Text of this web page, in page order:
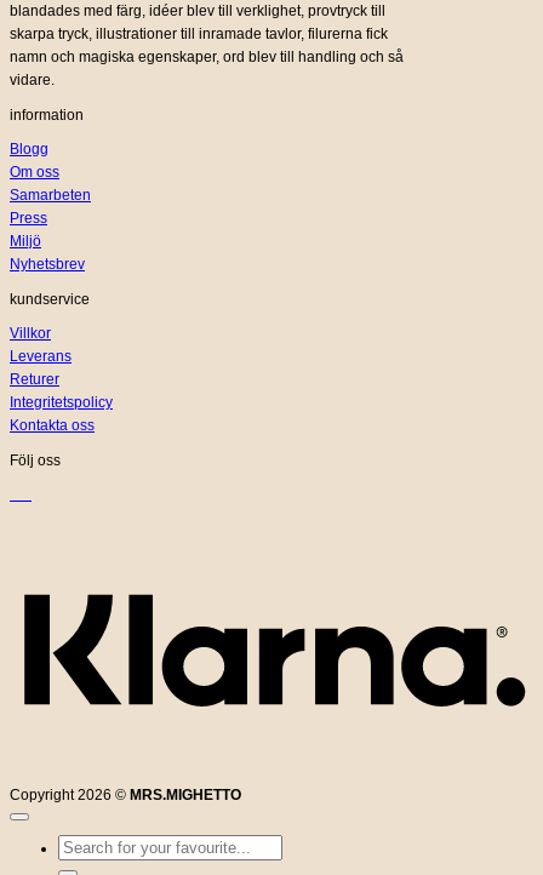
blandades med färg, idéer blev till verklighet, provtryck till
skarpa tryck, illustrationer till inramade tavlor, filurerna fick
namn och magiska egenskaper, ord blev till handling och så
vidare.
information
Blogg
Om oss
Samarbeten
Press
Miljö
Nyhetsbrev
kundservice
Villkor
Leverans
Returer
Integritetspolicy
Kontakta oss
Följ oss
Copyright 2026 © MRS.MIGHETTO
Sök
efter: